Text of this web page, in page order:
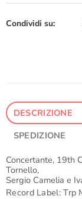
Condividi su:
DESCRIZIONE
SPEDIZIONE
Concertante, 19th
Tornello,
Sergio Camelia e
Record Label: Trp